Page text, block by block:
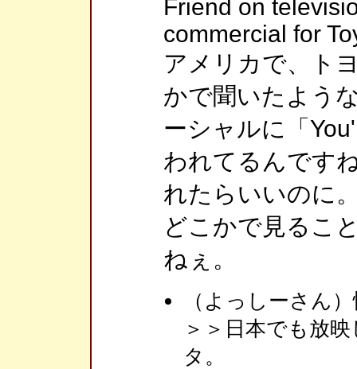
Friend on
commercial for
アメリカで、ト
かで聞いたよう
ーシャルに「
われてるんです
れたらいいのに
どこかで見るこ
ねぇ。
（よっしーさん
＞＞日本でも放
タ。